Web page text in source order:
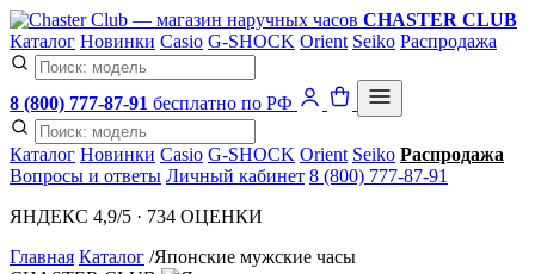
CHASTER CLUB
Каталог Новинки Casio G-SHOCK Orient Seiko Распродажа
8 (800) 777-87-91 бесплатно по РФ
Каталог Новинки Casio G-SHOCK Orient Seiko Распродажа
Вопросы и ответы Личный кабинет 8 (800) 777-87-91
ЯНДЕКС 4,9/5 · 734 ОЦЕНКИ
Главная Каталог /Японские мужские часы